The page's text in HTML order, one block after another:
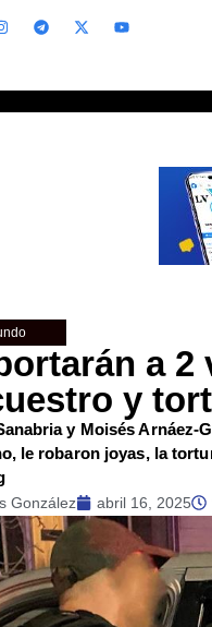
a 2
y
y Moisés Arnáez-
le robaron joyas, la
González abril 16, 2025